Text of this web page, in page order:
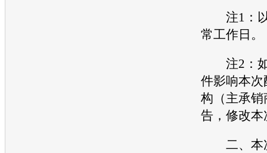
注1：以
常工作日。
注2：如
件影响本
构（主承
告，修改
二、本